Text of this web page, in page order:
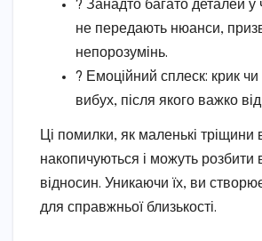
? Занадто багато деталей у
не передають нюанси,
непорозумінь.
?️ Емоційний сплеск: крик
вибух, після якого важко
Ці помилки, як маленькі тріщини
накопичуються і можуть розбити
відносин. Уникаючи їх, ви
для справжньої близькості.